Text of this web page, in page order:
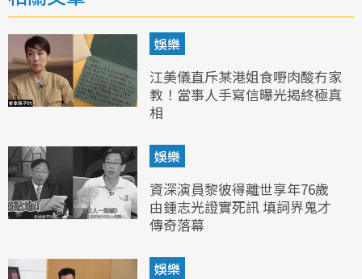
娛樂
江美儀直斥某港姐食嘢肉酸冇家
教！當事人手寫信曝光揭終極真
相
娛樂
資深演員黎彼得離世享年76歲
由鍾志光證實死訊 填詞界鬼才
傳奇落幕
娛樂